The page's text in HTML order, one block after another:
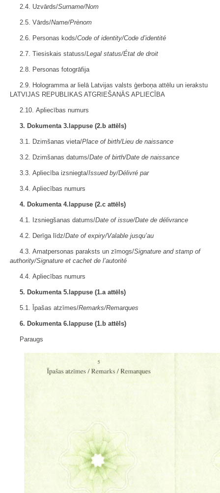
2.4. Uzvārds/Surname/Nom
2.5. Vārds/Name/Prènom
2.6. Personas kods/Code of identity/Code d’identité
2.7. Tiesiskais statuss/Legal status/État de droit
2.8. Personas fotogrāfija
2.9. Hologramma ar lielā Latvijas valsts ģerboņa attēlu un ierakstu
LATVIJAS REPUBLIKAS ATGRIEŠANĀS APLIECĪBA
2.10. Apliecības numurs
3. Dokumenta 3.lappuse (2.b attēls)
3.1. Dzimšanas vieta/Place of birth/Lieu de naissance
3.2. Dzimšanas datums/Date of birth/Date de naissance
3.3. Apliecība izsniegta/Issued by/Délivré par
3.4. Apliecības numurs
4. Dokumenta 4.lappuse (2.c attēls)
4.1. Izsniegšanas datums/Date of issue/Date de délivrance
4.2. Derīga līdz/Date of expiry/Valable jusqu’au
4.3. Amatpersonas paraksts un zīmogs/Signature and stamp of
authority/Signature et cachet de l’autorité
4.4. Apliecības numurs
5. Dokumenta 5.lappuse (1.a attēls)
5.1. Īpašas atzīmes/Remarks/Remarques
6. Dokumenta 6.lappuse (1.b attēls)
Paraugs